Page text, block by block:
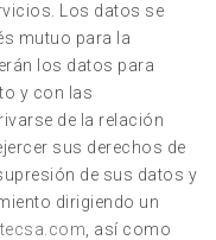
Los datos se
mutuo para la
los datos para
y con las
de la relación
sus derechos de
de sus datos y
dirigiendo un
, así como